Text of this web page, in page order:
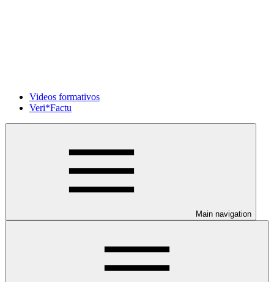
Videos formativos
Veri*Factu
Main navigation